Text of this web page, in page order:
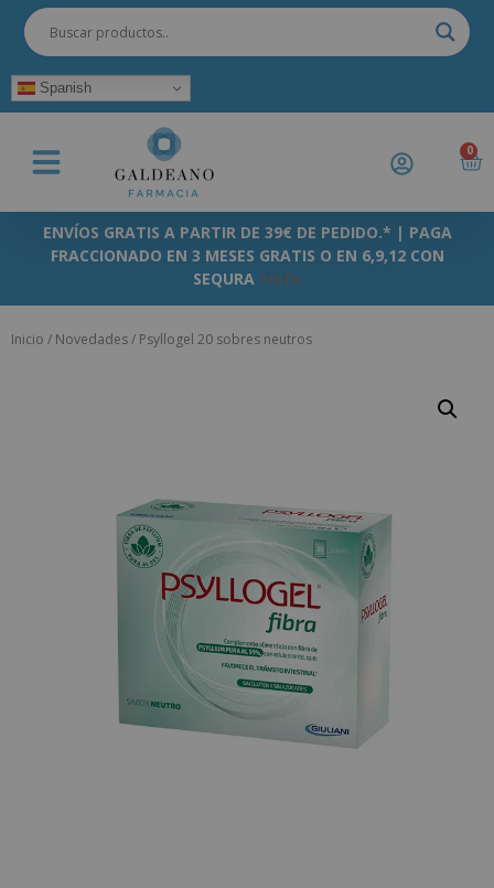
Spanish
0
ENVÍOS GRATIS A PARTIR DE 39€ DE PEDIDO.* | PAGA
FRACCIONADO EN 3 MESES GRATIS O EN 6,9,12 CON
SEQURA +info
Inicio / Novedades/ Psyllogel 20 sobres neutros